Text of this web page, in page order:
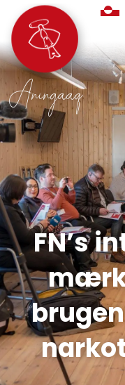
Aningaaq
FN’s